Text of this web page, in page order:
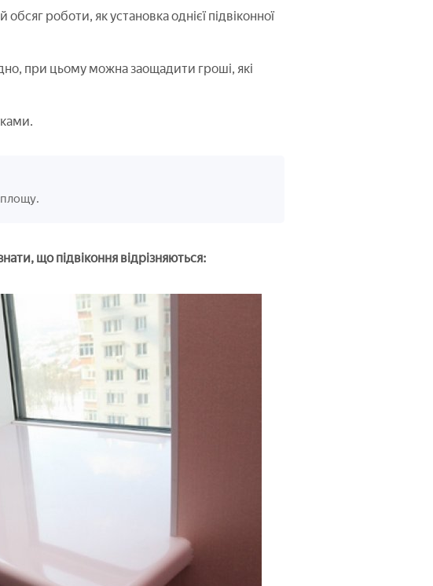
роботи, як установка однієї підвіконної
при цьому можна заощадити гроші, які
площу.
що підвіконня відрізняються: